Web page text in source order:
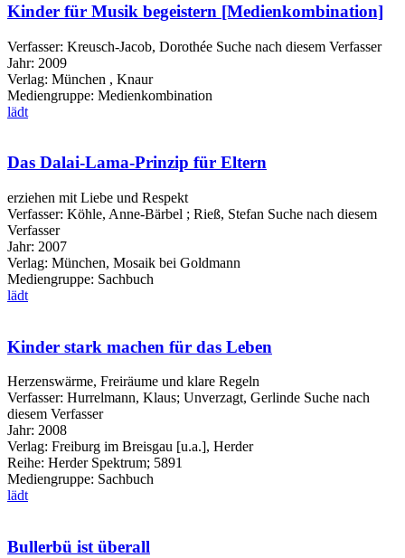
Kinder für Musik begeistern [Medienkombination]
Verfasser: Kreusch-Jacob, Dorothée Suche nach diesem Verfasser
Jahr: 2009
Verlag: München , Knaur
Mediengruppe: Medienkombination
lädt
Das Dalai-Lama-Prinzip für Eltern
erziehen mit Liebe und Respekt
Verfasser: Köhle, Anne-Bärbel ; Rieß, Stefan Suche nach diesem
Verfasser
Jahr: 2007
Verlag: München, Mosaik bei Goldmann
Mediengruppe: Sachbuch
lädt
Kinder stark machen für das Leben
Herzenswärme, Freiräume und klare Regeln
Verfasser: Hurrelmann, Klaus; Unverzagt, Gerlinde Suche nach
diesem Verfasser
Jahr: 2008
Verlag: Freiburg im Breisgau [u.a.], Herder
Reihe: Herder Spektrum; 5891
Mediengruppe: Sachbuch
lädt
Bullerbü ist überall